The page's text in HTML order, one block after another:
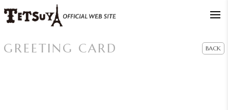
GREETING CARD BACK